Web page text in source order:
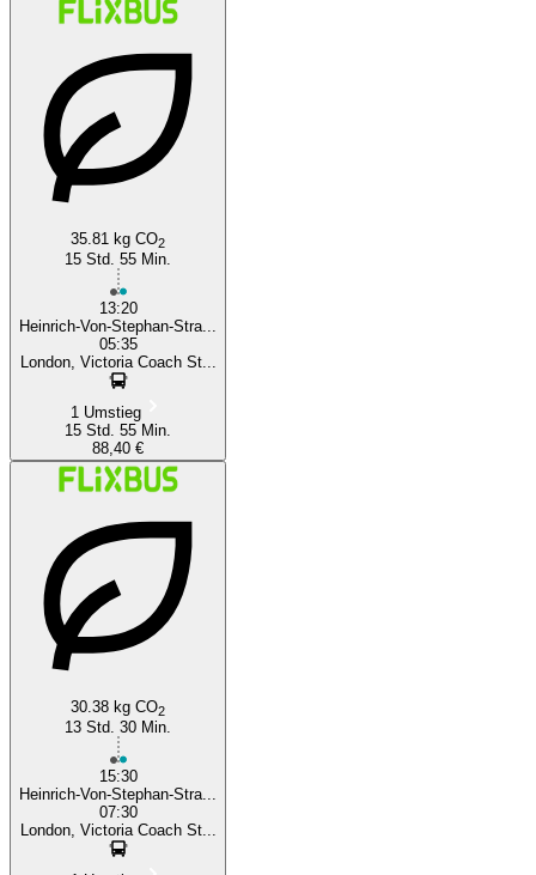
35.81 kg CO2
15 Std. 55 Min.
13:20
Heinrich-Von-Stephan-Stra...
05:35
London, Victoria Coach St...
1 Umstieg
15 Std. 55 Min.
88,40 €
30.38 kg CO2
13 Std. 30 Min.
15:30
Heinrich-Von-Stephan-Stra...
07:30
London, Victoria Coach St...